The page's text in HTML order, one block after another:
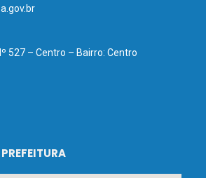
527 – Centro – Bairro: Centro